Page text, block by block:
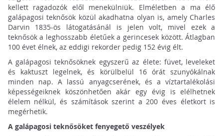
kellett ragadozók elől menekülniük. Elméletben a ma élő
galápagosi teknősök közül akadhatna olyan is, amely Charles
Darvin 1835-ös látogatásánál is jelen volt, mivel ezek a
teknősök a leghosszabb életűek a gerincesek között. Átlagban
100 évet élnek, az eddigi rekorder pedig 152 évig élt.
A galápagosi teknősöknek egyszerű az élete: füvet, leveleket
és kaktuszt legelnek, és körülbelül 16 órát szunyókálnak
minden nap. A lassú anyagcserének, és a víztartalékolási
képességeiknek köszönhetően akár egy évig is elélhetnek
élelem nélkül, és számítások szerint a 200 éves életkort is
megérhetik.
A galápagosi teknősöket fenyegető veszélyek